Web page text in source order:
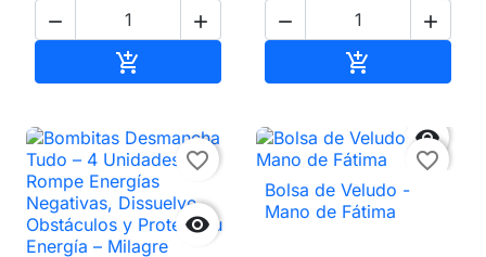
 

 


favorite_border

favorite_border
Bolsa de Veludo -
Mano de Fátima